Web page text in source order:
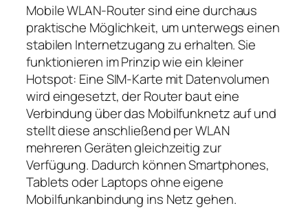
Mobile WLAN‑Router sind eine durchaus
praktische Möglichkeit, um unterwegs einen
stabilen Internetzugang zu erhalten. Sie
funktionieren im Prinzip wie ein kleiner
Hotspot: Eine SIM‑Karte mit Datenvolumen
wird eingesetzt, der Router baut eine
Verbindung über das Mobilfunknetz auf und
stellt diese anschließend per WLAN
mehreren Geräten gleichzeitig zur
Verfügung. Dadurch können Smartphones,
Tablets oder Laptops ohne eigene
Mobilfunkanbindung ins Netz gehen.